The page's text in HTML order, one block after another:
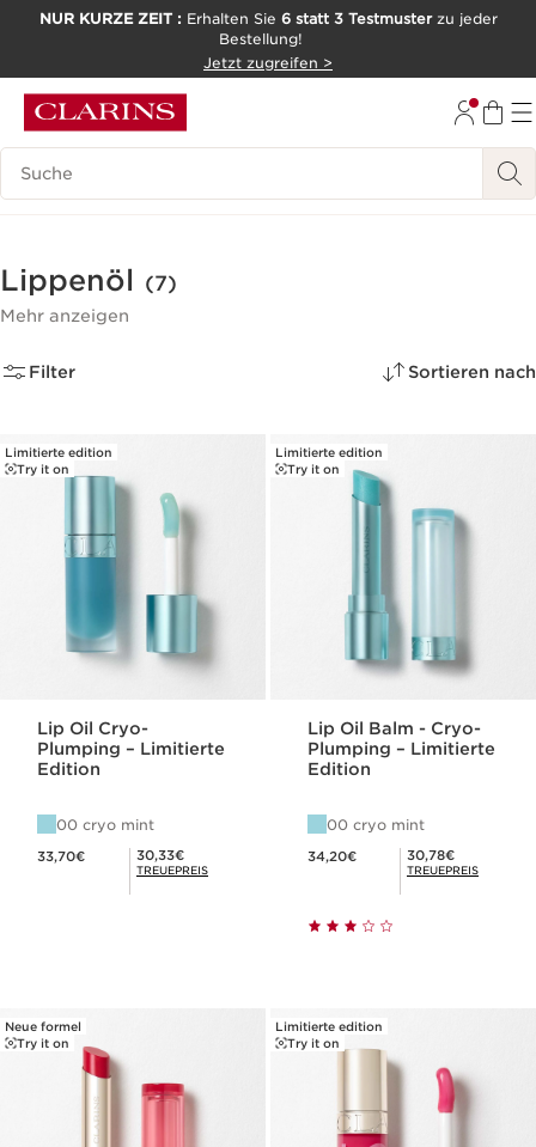
NUR KURZE ZEIT : Erhalten Sie 6 statt 3 Testmusterzu jeder
Bestellung!
Jetzt zugreifen >
Legende suchen
Lippenöl (7)
Mehr anzeigen
Filter Sortieren nach
Limitierte edition
Try it on
Lip Oil Cryo-
Plumping – Limitierte
Edition
00 cryo mint
33,70€ Mitgliederpreis 30,33€
30,33€
TREUEPREIS
Limitierte edition
Try it on
Lip Oil Balm - Cryo-
Plumping – Limitierte
Edition
00 cryo mint
34,20€ Mitgliederpreis 30,78€
30,78€
TREUEPREIS
Neue formel
Try it on
Limitierte edition
Try it on